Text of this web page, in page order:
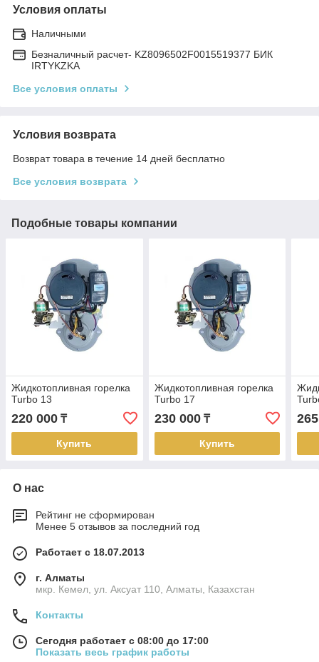
Условия оплаты
Наличными
Безналичный расчет- KZ8096502F0015519377 БИК
IRTYKZKA
Все условия оплаты
Условия возврата
Возврат товара в течение 14 дней бесплатно
Все условия возврата
Подобные товары компании
Жидкотопливная горелка
Turbo 13
220 000 ₸
Купить
Жидкотопливная горелка
Turbo 17
230 000₸
Купить
О нас
Рейтинг не сформирован
Менее 5 отзывов за последний год
Работает с 18.07.2013
г. Алматы
мкр. Кемел, ул. Аксуат 110, Алматы, Казахстан
Контакты
Сегодня работает с 08:00 до 17:00
Показать весь график работы